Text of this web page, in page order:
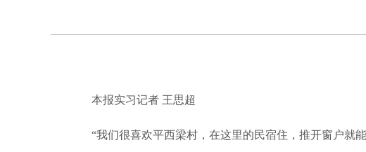
本报实习记者 王思超
“我们很喜欢平西梁村，在这里的民宿住，推开窗户就